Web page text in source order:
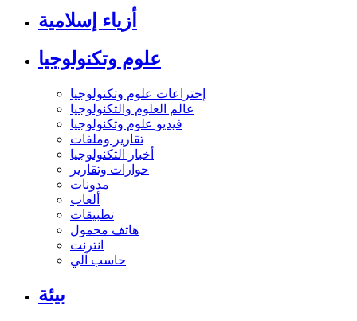
أزياء إسلامية
علوم وتكنولوجيا
إختراعات علوم وتكنولوجيا
عالم العلوم والتكنولوجيا
فيديو علوم وتكنولوجيا
تقارير وملفات
أخبار التكنولوجيا
حوارات وتقارير
مدونات
ألعاب
تطبيقات
هاتف محمول
انترنت
حاسب آلي
بيئة